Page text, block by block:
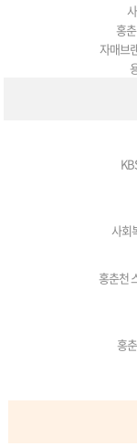
홍
자매브
사회
홍춘천
홍